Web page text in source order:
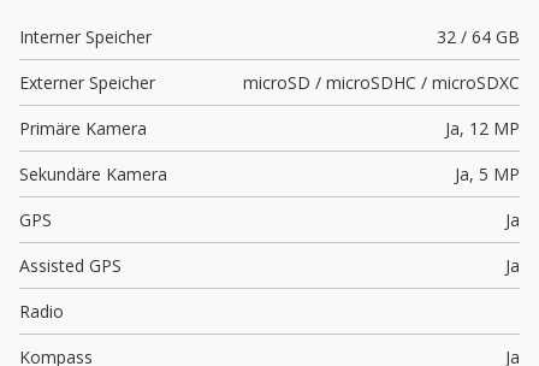
Interner Speicher
32 / 64 GB
Externer Speicher
microSD / microSDHC / microSDXC
Primäre Kamera
Ja, 12 MP
Sekundäre Kamera
Ja, 5 MP
GPS
Ja
Assisted GPS
Ja
Radio
Kompass
Ja